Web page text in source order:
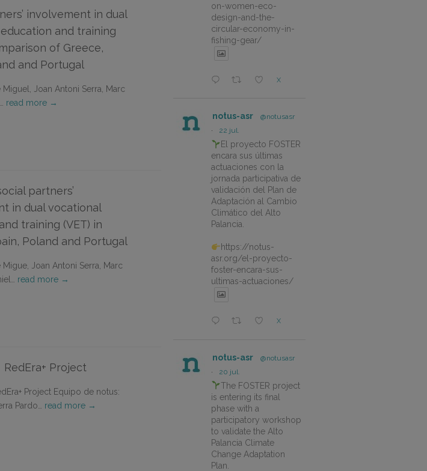
involvement in dual
and training
of Greece,
and Portugal
Miguel, Joan Antoni Serra, Marc
read more →
partners’
in dual vocational
training (VET) in
Poland and Portugal
Migue, Joan Antoni Serra, Marc
read more →
Project
Project Equipo de notus:
Pardo… read more →
on-women-eco-
design-and-the-
circular-economy-in-
fishing-gear/
X
notus-asr
@notusasr
·
22 jul.
El proyecto FOSTER
encara sus últimas
actuaciones con la
jornada participativa de
validación del Plan de
Adaptación al Cambio
Climático del Alto
Palancia.
https://notus-
asr.org/el-proyecto-
foster-encara-sus-
ultimas-actuaciones/
X
notus-asr
@notusasr
·
20 jul.
The FOSTER project
is entering its final
phase with a
participatory workshop
to validate the Alto
Palancia Climate
Change Adaptation
Plan.